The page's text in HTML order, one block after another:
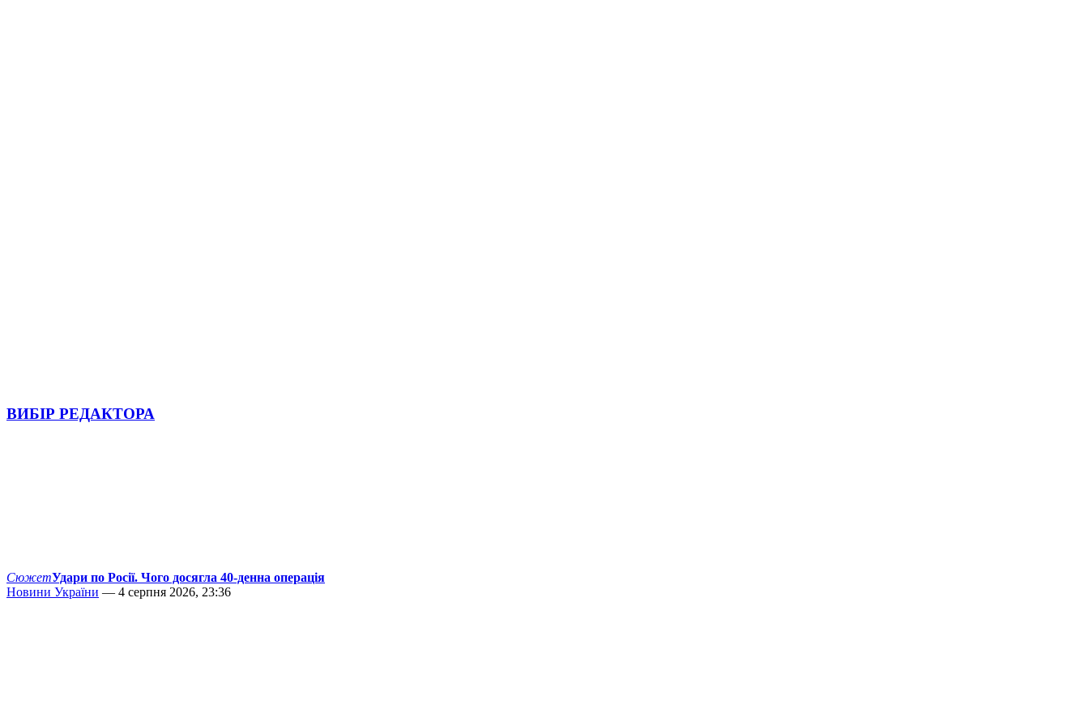
ВИБІР РЕДАКТОРА
СюжетУдари по Росії. Чого досягла 40-денна операція
Новини України — 4 серпня 2026, 23:36